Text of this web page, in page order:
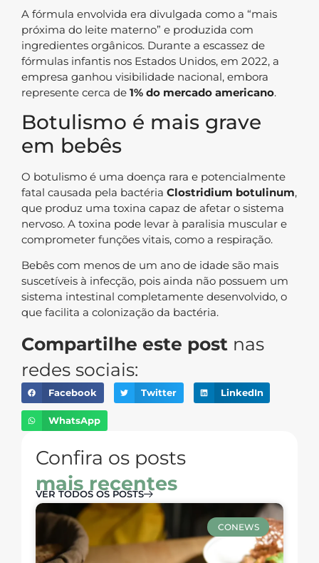
A fórmula envolvida era divulgada como a “mais
próxima do leite materno” e produzida com
ingredientes orgânicos. Durante a escassez de
fórmulas infantis nos Estados Unidos, em 2022, a
empresa ganhou visibilidade nacional, embora
represente cerca de 1% do mercado americano.
Botulismo é mais grave
em bebês
O botulismo é uma doença rara e potencialmente
fatal causada pela bactéria Clostridium botulinum,
que produz uma toxina capaz de afetar o sistema
nervoso. A toxina pode levar à paralisia muscular e
comprometer funções vitais, como a respiração.
Bebês com menos de um ano de idade são mais
suscetíveis à infecção, pois ainda não possuem um
sistema intestinal completamente desenvolvido, o
que facilita a colonização da bactéria.
Compartilhe este post nas
redes sociais:
Facebook Twitter LinkedIn
WhatsApp
Confira os posts
mais recentes
VER TODOS OS POSTS
CONEWS